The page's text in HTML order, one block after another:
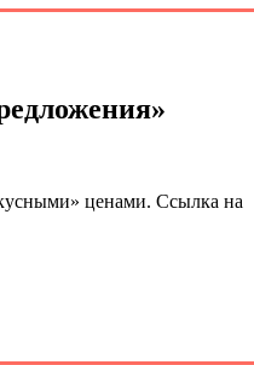
ценами. Ссылка на